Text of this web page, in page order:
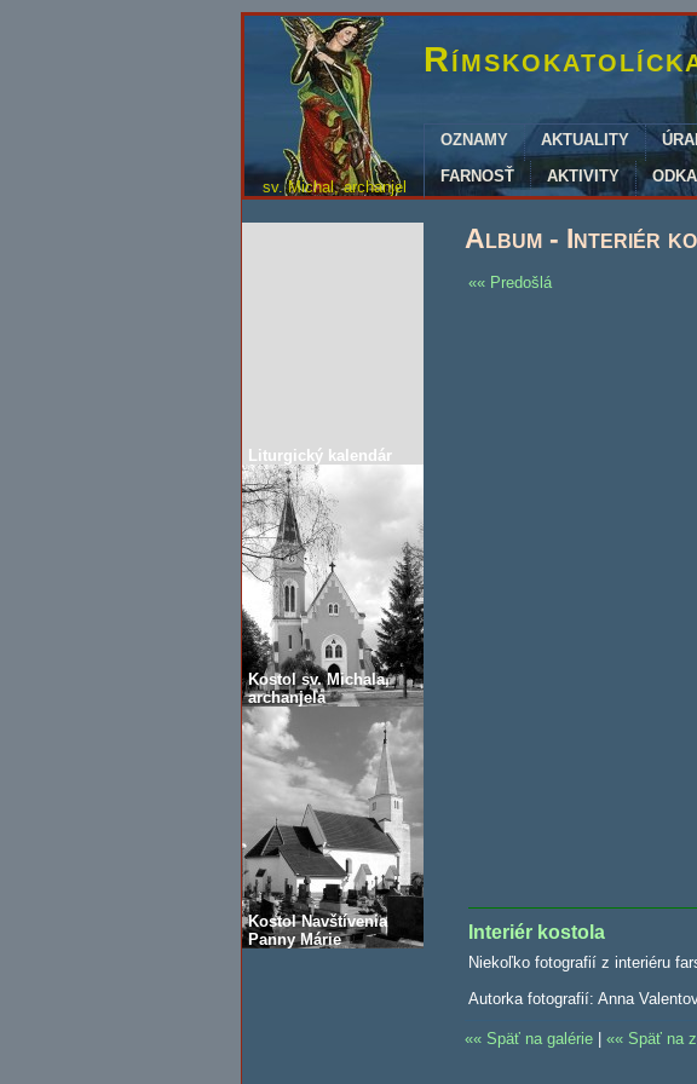
OZNAMY AKTUALITY
FARNOSŤ
AKTIVITY
sv. Michal, archanjel
Liturgický kalendár
Kostol sv. Michala,
archanjela
Kostol Navštívenia
Panny Márie
Album - Interiér
Predošlá
Interiér kostola
Niekoľko fotografií z interiéru
Autorka fotografií: Anna
Späť na galérie | Späť na